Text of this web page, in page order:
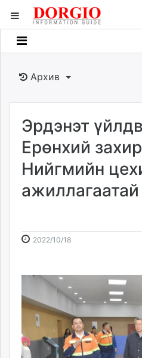
Мэдээллийн
Банк санхүү
Бизнес ААН
Төрийн
Нийслэлийн
dorgio.mn
Gogo.mn
zindaa.mn
ikon.mn
Livetv.mn
Eguur.mn
24tsag.mn
shuud.mn
Архив
Эрдэнэт
Ерөнхий
Нийгмийн
2022/10/182022-
2026-
02:15:52